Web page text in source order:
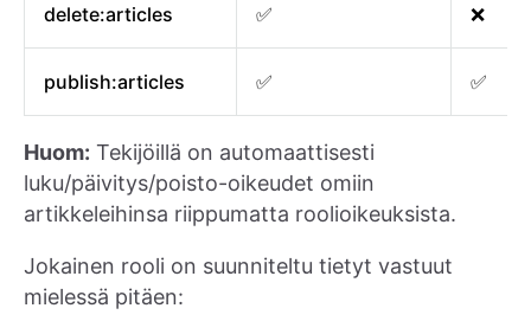
delete:articles ✅ ❌
publish:articles ✅ ✅
Huom: Tekijöillä on automaattisesti
luku/päivitys/poisto-oikeudet omiin
artikkeleihinsa riippumatta roolioikeuksista.
Jokainen rooli on suunniteltu tietyt vastuut
mielessä pitäen: